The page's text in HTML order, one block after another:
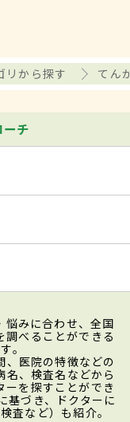
リから探す てん
チ
悩みに合わせ、全国
調べることができる
。
、医院の特徴などの
、検査名などから
ーを探すことができ
基づき、ドクターに
査など）も紹介。